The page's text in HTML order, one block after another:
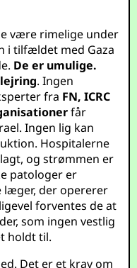
være rimelige under
i tilfældet med Gaza
De er umulige.
. Ingen
fra FN, ICRC
får
Ingen lig kan
Hospitalerne
og strømmen er
patologer er
læger, der opererer
forventes de at
som ingen vestlig
holdt til.
Det er et krav om